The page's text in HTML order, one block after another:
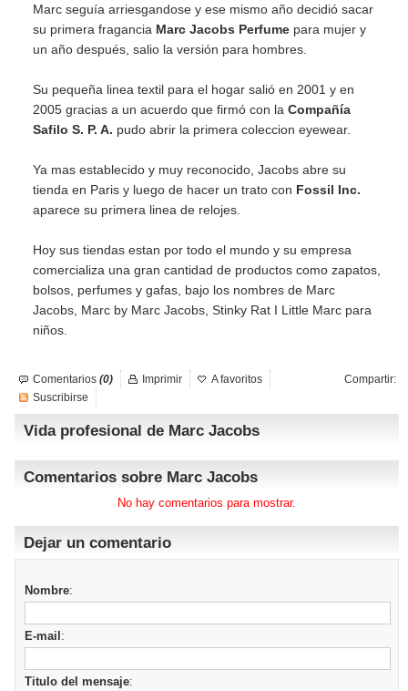
Marc seguía arriesgandose y ese mismo año decidió sacar
su primera fragancia Marc Jacobs Perfume para mujer y
un año después, salio la versión para hombres.
Su pequeña linea textil para el hogar salió en 2001 y en
2005 gracias a un acuerdo que firmó con la Compañía
Safilo S. P. A. pudo abrir la primera coleccion eyewear.
Ya mas establecido y muy reconocido, Jacobs abre su
tienda en Paris y luego de hacer un trato con Fossil Inc.
aparece su primera linea de relojes.
Hoy sus tiendas estan por todo el mundo y su empresa
comercializa una gran cantidad de productos como zapatos,
bolsos, perfumes y gafas, bajo los nombres de Marc
Jacobs, Marc by Marc Jacobs, Stinky Rat I Little Marc para
niños.
Comentarios (0) Compartir:
Imprimir
A favoritos
Suscribirse
Vida profesional de Marc Jacobs
Comentarios sobre Marc Jacobs
No hay comentarios para mostrar.
Dejar un comentario
Nombre:
E-mail :
Titulo del mensaje: